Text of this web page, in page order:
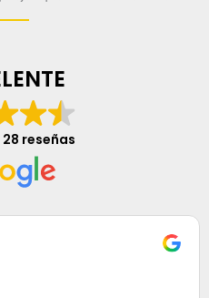
28 reseñas